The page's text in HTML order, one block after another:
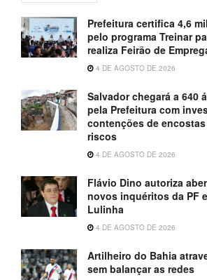
Prefeitura certifica 4,6
pelo programa Treinar
realiza Feirão de
4 DE AGOSTO DE 2026
Salvador chegará a 640
pela Prefeitura com
contenções de
riscos
4 DE AGOSTO DE 2026
Flávio Dino autoriza
novos inquéritos da PF
Lulinha
4 DE AGOSTO DE 2026
Artilheiro do Bahia
sem balançar as redes